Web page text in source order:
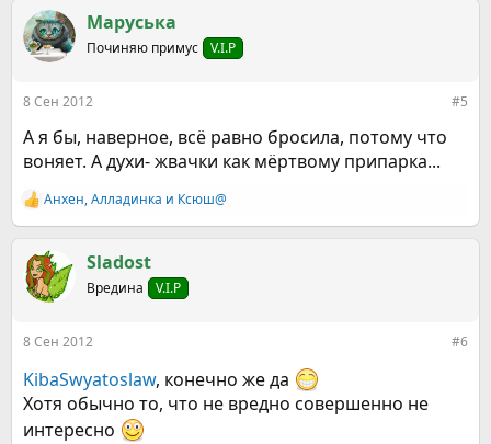
к
ц
и
Маруська
Починяю примус V.I.P
8 Сен 2012 #5
А я бы, наверное, всё равно бросила, потому что
воняет. А духи- жвачки как мёртвому припарка...
Р
е
к
ц
и
Анхен,Алладинка и Ксюш@
Sladost
Вредина V.I.P
8 Сен 2012 #6
KibaSwyatoslaw, конечно же да
Хотя обычно то, что не вредно совершенно не
интересно